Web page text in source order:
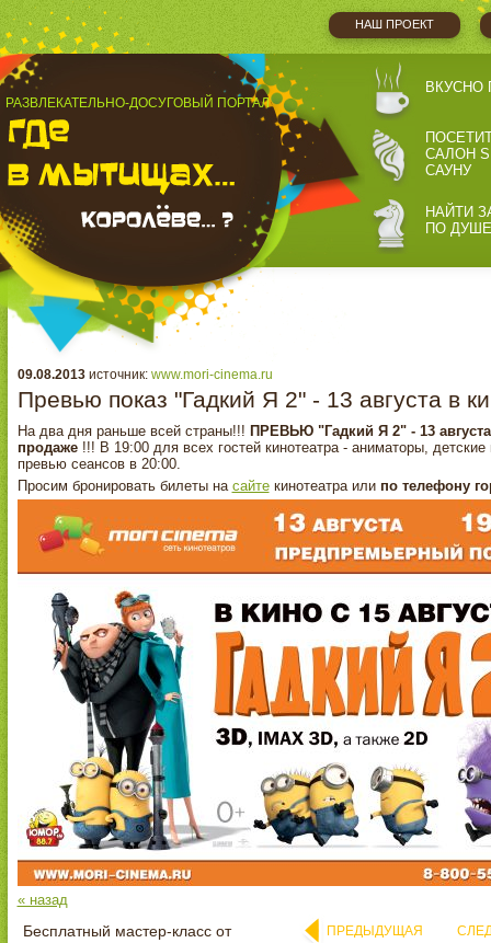
НАШ ПРОЕКТ
РАЗВЛЕКАТЕЛЬНО-ДОСУГОВЫЙ ПОРТАЛ
ВКУСНО
САЛОН
САУНУ
НАЙТИ
ПО ДУШЕ
09.08.2013источник: www.mori-cinema.ru
Превью показ "Гадкий Я 2" - 13 августа в
На два дня раньше всей страны!!! ПРЕВЬЮ "Гадкий Я 2" - 13
продаже!!! В 19:00 для всех гостей кинотеатра - аниматоры,
превью сеансов в 20:00.
Просим бронировать билеты на сайтекинотеатра илипо телефону
« назад
Бесплатный мастер-класс от
ПРЕДЫДУЩАЯ